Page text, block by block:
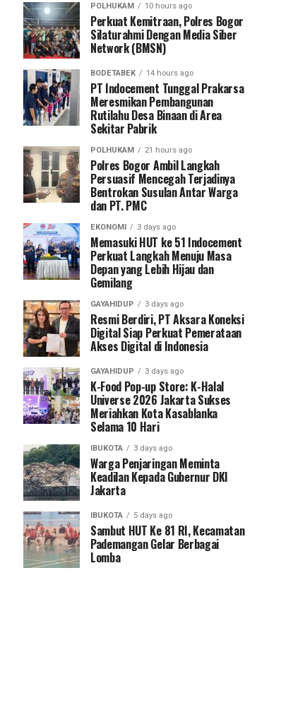
POLHUKAM 10 hours ago
Perkuat Kemitraan, Polres Bogor
Silaturahmi Dengan Media Siber
Network (BMSN)
BODETABEK 14 hours ago
PT Indocement Tunggal Prakarsa
Meresmikan Pembangunan
Rutilahu Desa Binaan di Area
Sekitar Pabrik
POLHUKAM 21 hours ago
Polres Bogor Ambil Langkah
Persuasif Mencegah Terjadinya
Bentrokan Susulan Antar Warga
dan PT. PMC
EKONOMI 3 days ago
Memasuki HUT ke 51 Indocement
Perkuat Langkah Menuju Masa
Depan yang Lebih Hijau dan
Gemilang
GAYAHIDUP 3 days ago
Resmi Berdiri, PT Aksara Koneksi
Digital Siap Perkuat Pemerataan
Akses Digital di Indonesia
GAYAHIDUP 3 days ago
K-Food Pop-up Store: K-Halal
Universe 2026 Jakarta Sukses
Meriahkan Kota Kasablanka
Selama 10 Hari
IBUKOTA 3 days ago
Warga Penjaringan Meminta
Keadilan Kepada Gubernur DKI
Jakarta
IBUKOTA 5 days ago
Sambut HUT Ke 81 RI, Kecamatan
Pademangan Gelar Berbagai
Lomba